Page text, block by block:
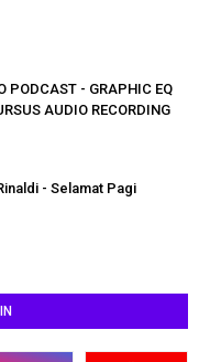
PODCAST - GRAPHIC EQ
AUDIO RECORDING
- Selamat Pagi